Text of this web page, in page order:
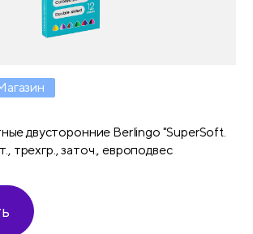
двусторонние Berlingo "SuperSoft.
трехгр., заточ., европодвес